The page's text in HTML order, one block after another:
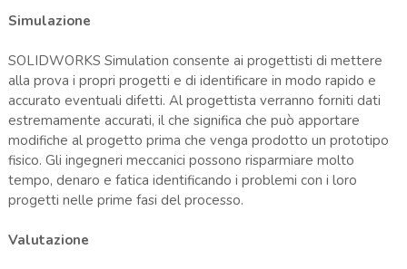
Simulazione
SOLIDWORKS Simulation consente ai progettisti di mettere
alla prova i propri progetti e di identificare in modo rapido e
accurato eventuali difetti. Al progettista verranno forniti dati
estremamente accurati, il che significa che può apportare
modifiche al progetto prima che venga prodotto un prototipo
fisico. Gli ingegneri meccanici possono risparmiare molto
tempo, denaro e fatica identificando i problemi con i loro
progetti nelle prime fasi del processo.
Valutazione